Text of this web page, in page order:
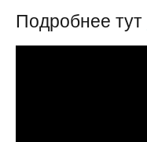
Подробнее тут